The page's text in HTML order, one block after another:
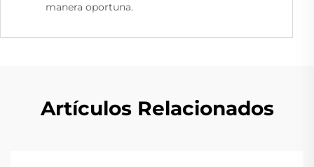
manera oportuna.
Artículos Relacionados